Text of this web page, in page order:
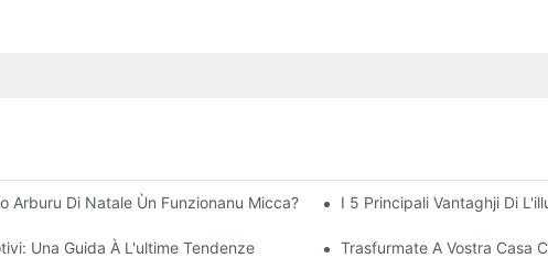
A LED, Catena Luminosa Per L'edifiziu O Natale | Glamour
Arburu Di Natale Ùn Funzionanu Micca? I 5 Principali Vantaghji Di
Una Guida À L'ultime Tendenze Trasfurmate A Vostra Casa